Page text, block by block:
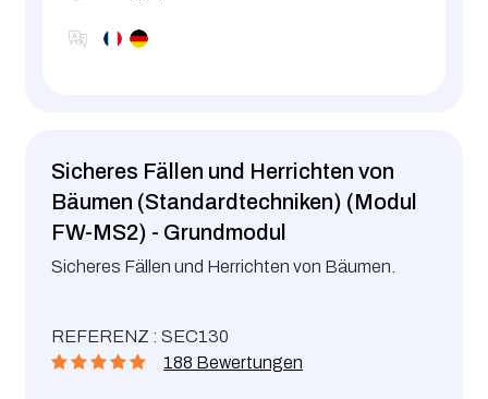
Sicheres Fällen und Herrichten von
Bäumen (Standardtechniken) (Modul
FW-MS2) - Grundmodul
Sicheres Fällen und Herrichten von Bäumen.
REFERENZ : SEC130
188 Bewertungen